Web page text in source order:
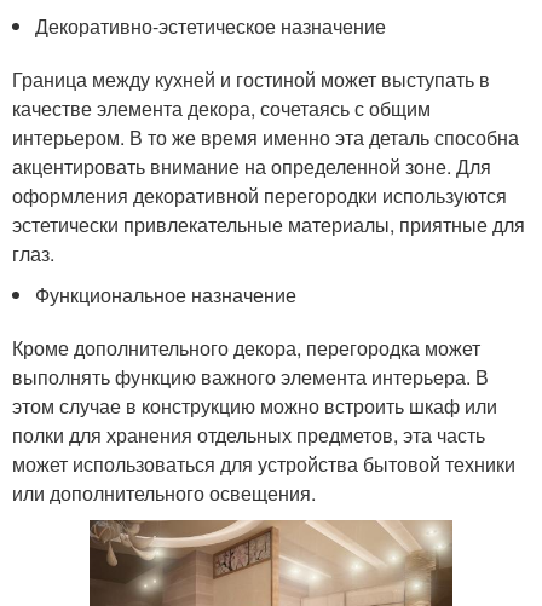
Декоративно-эстетическое назначение
Граница между кухней и гостиной может выступать в
качестве элемента декора, сочетаясь с общим
интерьером. В то же время именно эта деталь способна
акцентировать внимание на определенной зоне. Для
оформления декоративной перегородки используются
эстетически привлекательные материалы, приятные для
глаз.
Функциональное назначение
Кроме дополнительного декора, перегородка может
выполнять функцию важного элемента интерьера. В
этом случае в конструкцию можно встроить шкаф или
полки для хранения отдельных предметов, эта часть
может использоваться для устройства бытовой техники
или дополнительного освещения.